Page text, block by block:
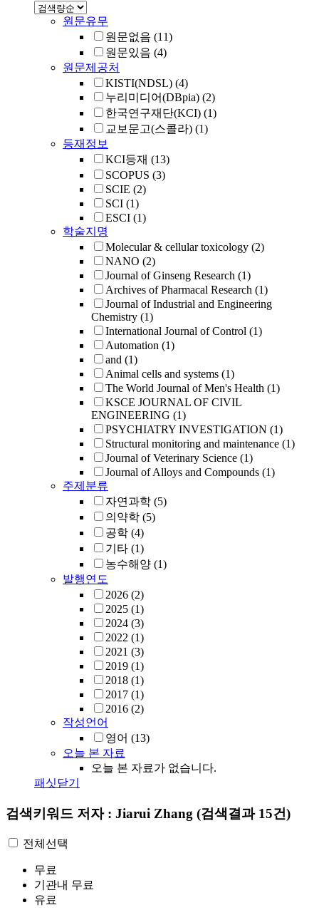
원문유무
원문없음 (11)
원문있음 (4)
원문제공처
KISTI(NDSL) (4)
누리미디어(DBpia) (2)
한국연구재단(KCI) (1)
교보문고(스콜라) (1)
등재정보
KCI등재 (13)
SCOPUS (3)
SCIE (2)
SCI (1)
ESCI (1)
학술지명
Molecular & cellular toxicology (2)
NANO (2)
Journal of Ginseng Research (1)
Archives of Pharmacal Research (1)
Journal of Industrial and Engineering
Chemistry (1)
International Journal of Control (1)
Automation (1)
and (1)
Animal cells and systems (1)
The World Journal of Men's Health (1)
KSCE JOURNAL OF CIVIL
ENGINEERING (1)
PSYCHIATRY INVESTIGATION (1)
Structural monitoring and maintenance (1)
Journal of Veterinary Science (1)
Journal of Alloys and Compounds (1)
주제분류
자연과학 (5)
의약학 (5)
공학 (4)
기타 (1)
농수해양 (1)
발행연도
2026 (2)
2025 (1)
2024 (3)
2022 (1)
2021 (3)
2019 (1)
2018 (1)
2017 (1)
2016 (2)
작성언어
영어 (13)
오늘 본 자료
오늘 본 자료가 없습니다.
패싯닫기
검색키워드 저자 : Jiarui Zhang (검색결과 15건)
전체선택
무료
기관내 무료
유료